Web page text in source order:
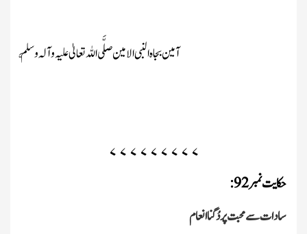
آمین بجاہ النبی الامینصلَّی اللہ تعالیٰ علیہ وآلہ وسلَّم
۷ ۷ ۷ ۷ ۷ ۷ ۷ ۷ ۷
حکایت نمبر92
:
سادات سے محبت پردُگناانعام